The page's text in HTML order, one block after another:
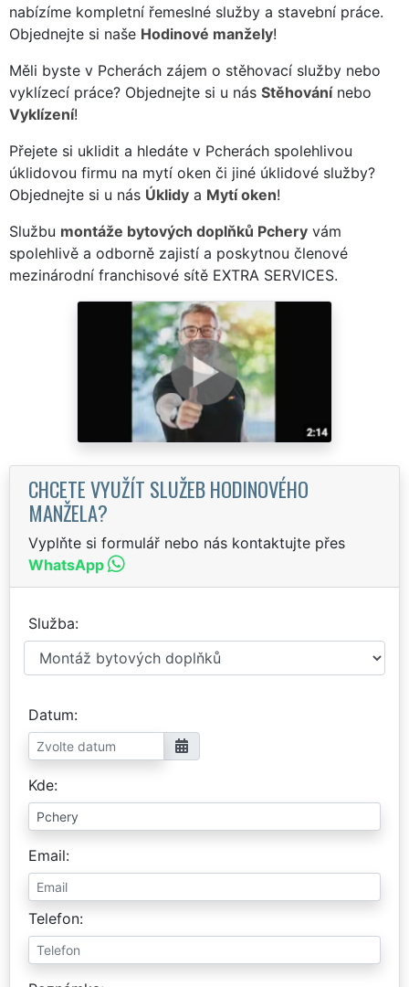
nabízíme kompletní řemeslné služby a stavební práce.
Objednejte si naše Hodinové manžely!
Měli byste v Pcherách zájem o stěhovací služby nebo
vyklízecí práce? Objednejte si u nás Stěhovánínebo
Vyklízení!
Přejete si uklidit a hledáte v Pcherách spolehlivou
úklidovou firmu na mytí oken či jiné úklidové služby?
Objednejte si u nás Úklidy a Mytí oken!
Službu montáže bytových doplňků Pchery vám
spolehlivě a odborně zajistí a poskytnou členové
mezinárodní franchisové sítě EXTRA SERVICES.
CHCETE VYUŽÍT SLUŽEB HODINOVÉHO
MANŽELA?
Vyplňte si formulář nebo nás kontaktujte přes
WhatsApp
Služba
Datum
Kde
Email
Telefon